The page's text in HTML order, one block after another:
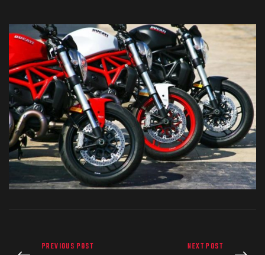
PREVIOUS POST NEXT POST
de